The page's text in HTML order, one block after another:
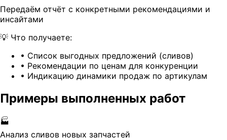
Передаём отчёт с конкретными рекомендациями и
инсайтами
💡 Что получаете:
• Список выгодных предложений (сливов)
• Рекомендации по ценам для конкуренции
• Индикацию динамики продаж по артикулам
Примеры выполненных работ
🏭
Анализ сливов новых запчастей